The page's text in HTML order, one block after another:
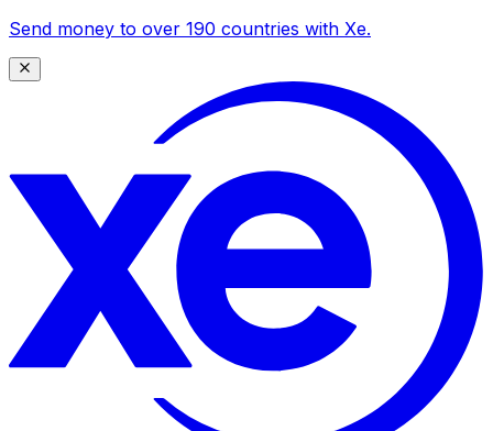
Send money to over 190 countries with Xe.